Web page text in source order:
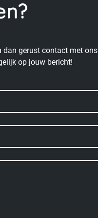
dan gerust contact met
op jouw bericht!